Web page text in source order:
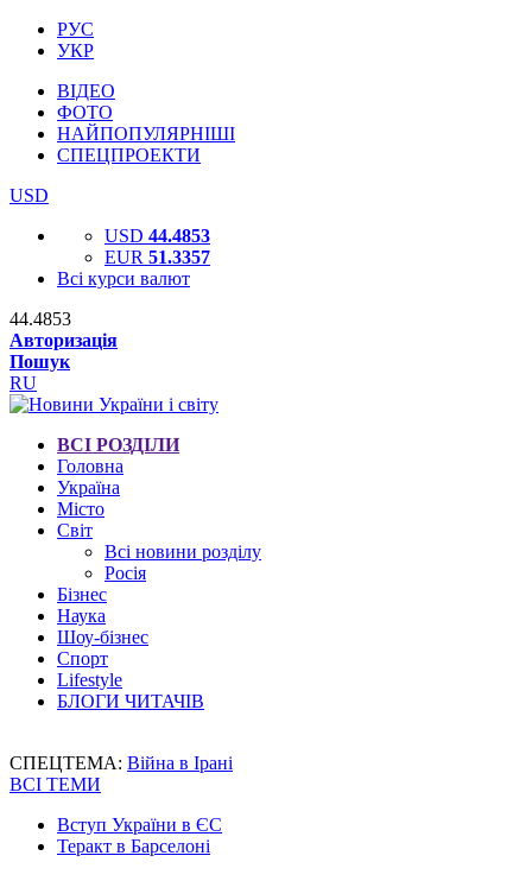
РУС
УКР
ВІДЕО
ФОТО
НАЙПОПУЛЯРНІШІ
СПЕЦПРОЕКТИ
USD
USD 44.4853
EUR 51.3357
Всі курси валют
44.4853
Авторизація
Пошук
RU
ВСІ РОЗДІЛИ
Головна
Україна
Місто
Світ
Всі новини розділу
Росія
Бізнес
Наука
Шоу-бізнес
Спорт
Lifestyle
БЛОГИ ЧИТАЧІВ
СПЕЦТЕМА: Війна в Ірані
ВСІ ТЕМИ
Вступ України в ЄС
Теракт в Барселоні